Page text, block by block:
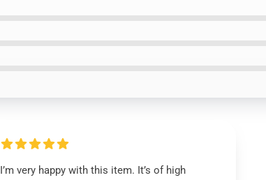
I’m very happy with this item. It’s of high